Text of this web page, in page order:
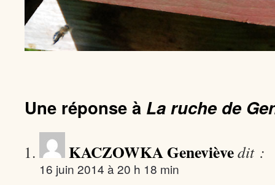
Une réponse à La ruche de
KACZOWKA Genevièvedit :
16 juin 2014 à 20 h 18 min